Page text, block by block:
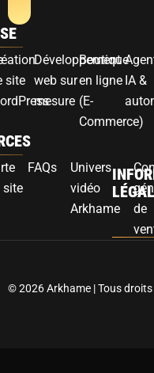
site
Développement
web sur
mesure
Boutique
en ligne
(E-
Commerce)
IA &
site
FAQs
Univers
vidéo
Arkhame
de
© 2026 Arkhame | Tous droits